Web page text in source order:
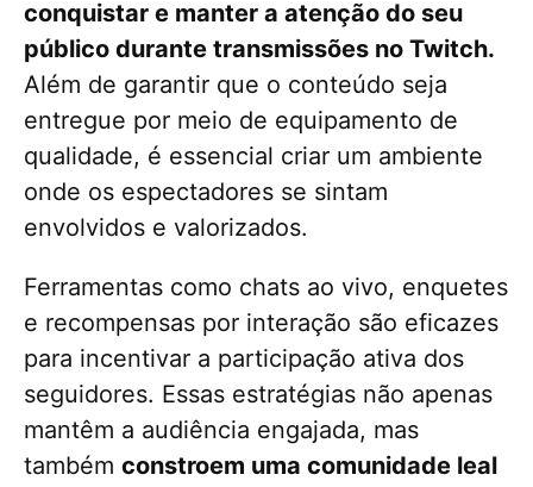
conquistar e manter a atenção do seu
público durante transmissões no Twitch.
Além de garantir que o conteúdo seja
entregue por meio de equipamento de
qualidade, é essencial criar um ambiente
onde os espectadores se sintam
envolvidos e valorizados.
Ferramentas como chats ao vivo, enquetes
e recompensas por interação são eficazes
para incentivar a participação ativa dos
seguidores. Essas estratégias não apenas
mantêm a audiência engajada, mas
também constroem uma comunidade leal